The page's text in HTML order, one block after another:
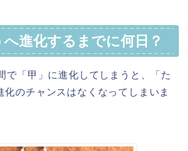
進化するまでに何日？
で「甲」に進化してしまうと、「た
化のチャンスはなくなってしまいま